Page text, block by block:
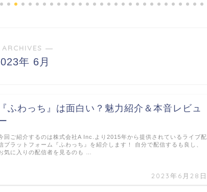
―
年 6月
『ふわっち』は面白い？魅力紹介＆本音レビュ
2023年6月28日
回ご紹介するのは株式会社A Inc.より2015年から提供されているライブ配
プラットフォーム『ふわっち』を紹介します！ 自分で配信するも良し、
気に入りの配信者を見るのも …